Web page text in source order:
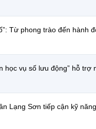
Từ phong trào đến hành
học vụ số lưu động” hỗ
Lạng Sơn tiếp cận kỹ